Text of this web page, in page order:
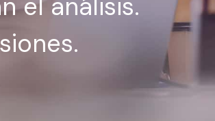
el análisis.